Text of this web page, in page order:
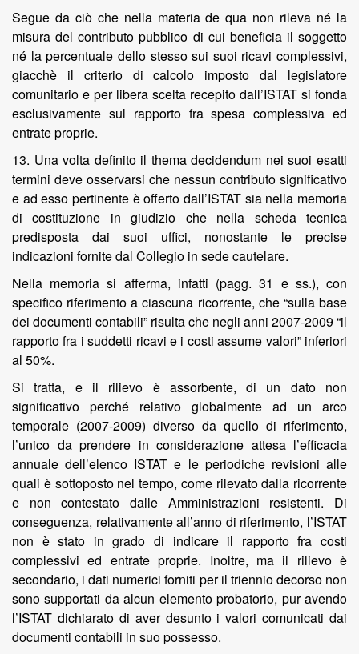
Segue da ciò che nella materia de qua non rileva né la
misura del contributo pubblico di cui beneficia il soggetto
né la percentuale dello stesso sui suoi ricavi complessivi,
giacchè il criterio di calcolo imposto dal legislatore
comunitario e per libera scelta recepito dall’ISTAT si fonda
esclusivamente sul rapporto fra spesa complessiva ed
entrate proprie.
13. Una volta definito il thema decidendum nei suoi esatti
termini deve osservarsi che nessun contributo significativo
e ad esso pertinente è offerto dall’ISTAT sia nella memoria
di costituzione in giudizio che nella scheda tecnica
predisposta dai suoi uffici, nonostante le precise
indicazioni fornite dal Collegio in sede cautelare.
Nella memoria si afferma, infatti (pagg. 31 e ss.), con
specifico riferimento a ciascuna ricorrente, che “sulla base
dei documenti contabili” risulta che negli anni 2007-2009 “il
rapporto fra i suddetti ricavi e i costi assume valori” inferiori
al 50%.
Si tratta, e il rilievo è assorbente, di un dato non
significativo perché relativo globalmente ad un arco
temporale (2007-2009) diverso da quello di riferimento,
l’unico da prendere in considerazione attesa l’efficacia
annuale dell’elenco ISTAT e le periodiche revisioni alle
quali è sottoposto nel tempo, come rilevato dalla ricorrente
e non contestato dalle Amministrazioni resistenti. Di
conseguenza, relativamente all’anno di riferimento, l’ISTAT
non è stato in grado di indicare il rapporto fra costi
complessivi ed entrate proprie. Inoltre, ma il rilievo è
secondario, i dati numerici forniti per il triennio decorso non
sono supportati da alcun elemento probatorio, pur avendo
l’ISTAT dichiarato di aver desunto i valori comunicati dai
documenti contabili in suo possesso.